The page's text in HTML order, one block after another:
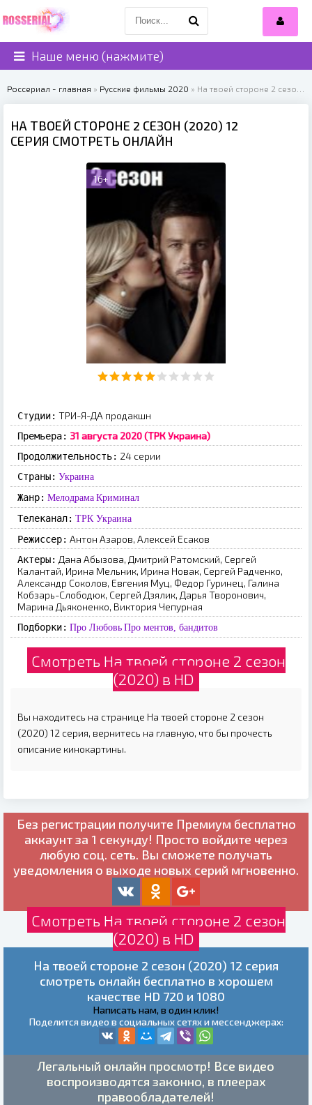
Наше меню (нажмите)
Россериал - главная » Русские фильмы 2020 » На твоей стороне 2 сезон (2020)
НА ТВОЕЙ СТОРОНЕ 2 СЕЗОН (2020) 12
СЕРИЯ СМОТРЕТЬ ОНЛАЙН
16+
Студии: ТРИ-Я-ДА продакшн
Премьера: 31 августа 2020 (ТРК Украина)
Продолжительность: 24 серии
Страны: Украина
Жанр: Мелодрама Криминал
Телеканал: ТРК Украина
Режиссер: Антон Азаров, Алексей Есаков
Актеры: Дана Абызова, Дмитрий Ратомский, Сергей
Калантай, Ирина Мельник, Ирина Новак, Сергей Радченко,
Александр Соколов, Евгения Муц, Федор Гуринец, Галина
Кобзарь-Слободюк, Сергей Дзялик, Дарья Творонович,
Марина Дьяконенко, Виктория Чепурная
Подборки: Про Любовь Про ментов, бандитов
Смотреть На твоей стороне 2 сезон
(2020) в HD
Вы находитесь на странице На твоей стороне 2 сезон
(2020) 12 серия, вернитесь на главную, что бы прочесть
описание кинокартины.
Без регистрации получите Премиум бесплатно
аккаунт за 1 секунду! Просто войдите через
любую соц. сеть. Вы сможете получать
уведомления о выходе новых серий мгновенно.
Смотреть На твоей стороне 2 сезон
(2020) в HD
На твоей стороне 2 сезон (2020) 12 серия
смотреть онлайн бесплатно в хорошем
качестве HD 720 и 1080
Написать нам, в один клик!
Поделится видео в социальных сетях и мессенджерах:
Легальный онлайн просмотр! Все видео
воспроизводятся законно, в плеерах
правообладателей!